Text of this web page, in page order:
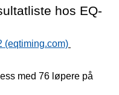
hos EQ-
(eqtiming.com)
med 76 løpere på